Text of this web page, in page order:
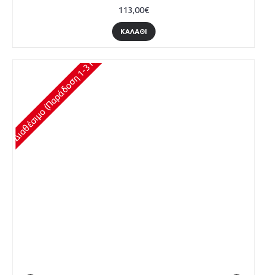
113,00€
ΚΑΛΆΘΙ
Διαθέσιμο (Παράδοση 1-3 Ημέρες)